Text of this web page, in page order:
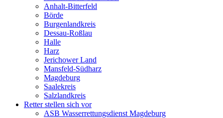
Anhalt-Bitterfeld
Börde
Burgenlandkreis
Dessau-Roßlau
Halle
Harz
Jerichower Land
Mansfeld-Südharz
Magdeburg
Saalekreis
Salzlandkreis
Retter stellen sich vor
ASB Wasserrettungsdienst Magdeburg